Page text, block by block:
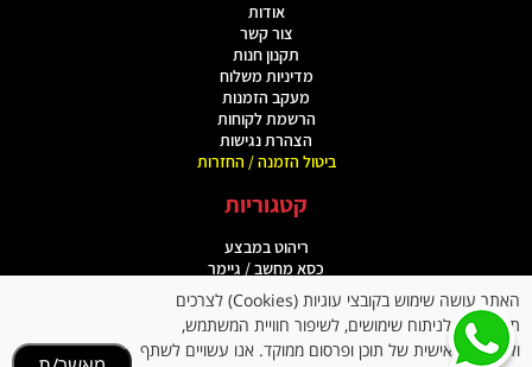
אודות
צור קשר
תקנון חנות
מדיניות משלוח
מעקב הזמנות
הרשמת לקוחות
הצהרת נגישות
ביטול הזמנה / החזרות
קטגוריות
ריהוט במבצע
כסא מחשב / גיימר
מוצרי ספורט
כסאות מנהלים
תיקים ומוצרי פנאי
מגבירי שמיעה
האתר עושה שימוש בקובצי עוגיות (Cookies) לצרכים
תפעוליים, לניתוח שימושים, לשיפור חוויית המשתמש,
ולהתאמה אישית של תוכן ופרסום ממוקד. אנו עשויים לשתף